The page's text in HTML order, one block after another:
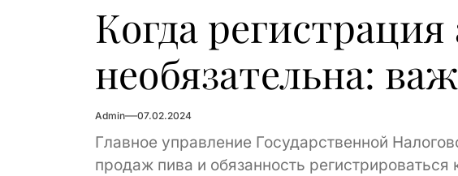
Когда
необязательна:
Admin 07.02.2024
Главное управление Государственной
продаж пива и обязанность